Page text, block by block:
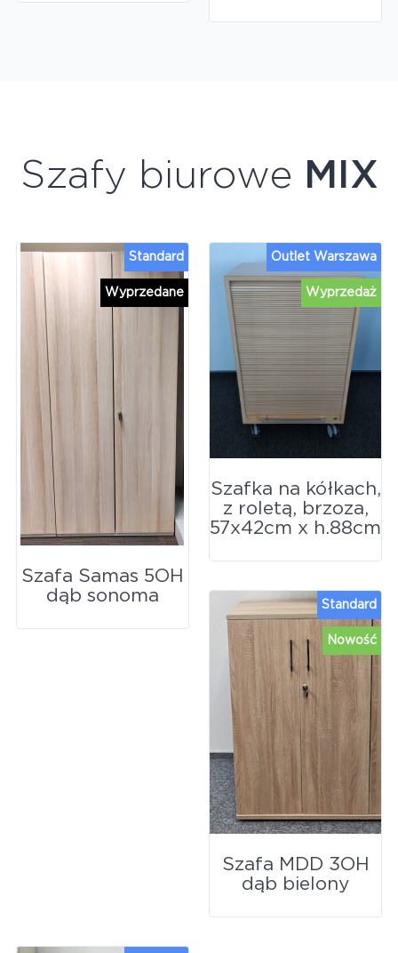
Szafy biurowe MIX
Wyprzedane
Standard
Szafa Samas 5OH
dąb sonoma
Wyprzedaż
Outlet Warszawa
Szafka na kółkach,
z roletą, brzoza,
57x42cm x h.88cm
Nowość
Standard
Szafa MDD 3OH
dąb bielony